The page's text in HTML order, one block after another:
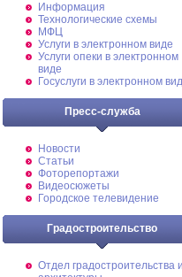
Информация
Технологические схемы
МФЦ
Услуги в электронном виде
Услуги опеки в электронном
виде
Госуслуги в электронном
Пресс-служба
Новости
Статьи
Фоторепортажи
Видеосюжеты
Городское телевидение
Градостроительство
Отдел градостроительства и